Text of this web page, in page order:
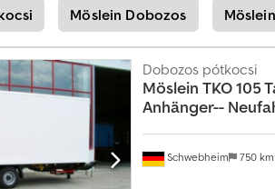
rendelhető!!, bérleti díj 500 €-tól; nyomdai
adatok: !, More Details: ! Cjdpfjztfagsx Ag Uorf
Möslein Dobozos
Schwebheim 750 km
Dobozos pótkocsi
Möslein TKO 105
Anhänger--